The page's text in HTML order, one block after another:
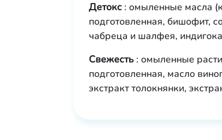
Детокс : омыленные масла
подготовленная, бишофит,
чабреца и шалфея,
Свежесть : омыленные
подготовленная, масло
экстракт толокнянки,